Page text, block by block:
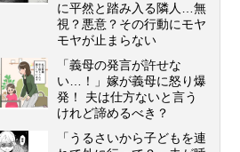
に平然と踏み入る隣人…無
視？悪意？その行動にモヤ
モヤが止まらない
「義母の発言が許せな
い…！」嫁が義母に怒り爆
発！ 夫は仕方ないと言う
けれど諦めるべき？
「うるさいから子どもを連